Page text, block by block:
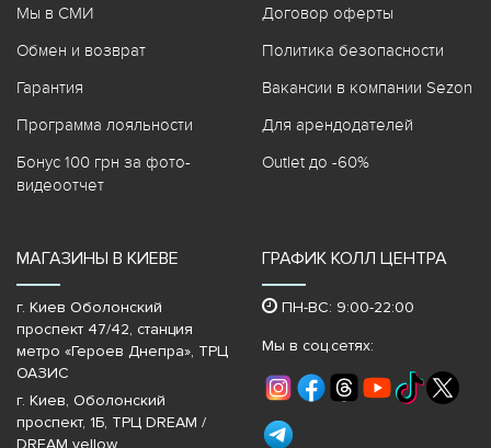
Мы в СМИ
Обмен и возврат
Гарантия
Программа лояльности
Бонус 100 грн за фото-
видеоотчет
Договор оферты
Политика безопасности
Вакансии в компании Sezon
Для арендодателей
Outlet до -60%
МАГАЗИНЫ В КИЕВЕ
г. Киев Оболонский
проспект 47/42, станция
метро «Героев Днепра»‎, ТРЦ
ОАЗИС
г. Киев, Оболонский
проспект, 1Б, ТРЦ DREAM /
ГРАФИК КОЛЛ ЦЕНТРА
ПН-ВС: 9:00-22:00
Мы в соц.сетях: